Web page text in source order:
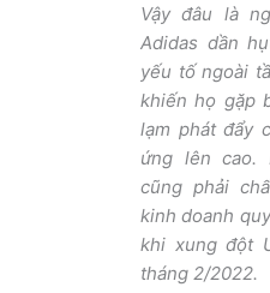
Vậy đâu là
Adidas dần
yếu tố ngoài
khiến họ gặp
lạm phát đẩy
ứng lên cao.
cũng phải
kinh doanh
khi xung đột
tháng 2/2022.